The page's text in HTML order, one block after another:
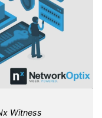
Witness